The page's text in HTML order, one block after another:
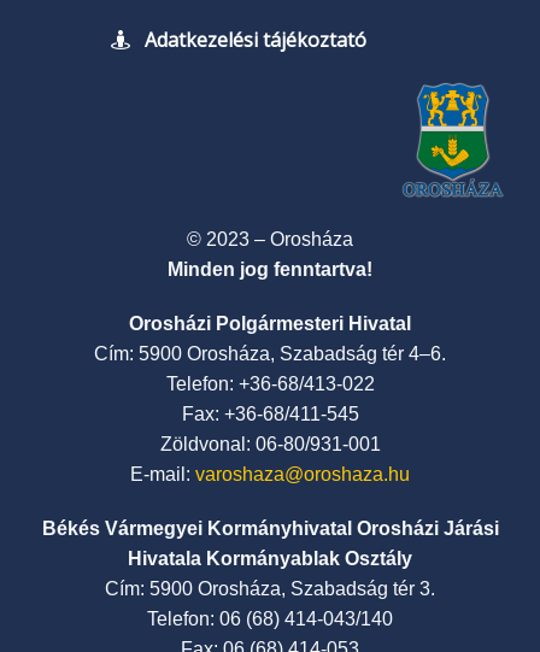
Adatkezelési tájékoztató
© 2023 – Orosháza
Minden jog fenntartva!
Orosházi Polgármesteri Hivatal
Cím: 5900 Orosháza, Szabadság tér 4–6.
Telefon: +36-68/413-022
Fax: +36-68/411-545
Zöldvonal: 06-80/931-001
E-mail: varoshaza@oroshaza.hu
Békés Vármegyei Kormányhivatal Orosházi Járási
Hivatala Kormányablak Osztály
Cím: 5900 Orosháza, Szabadság tér 3.
Telefon: 06 (68) 414-043/140